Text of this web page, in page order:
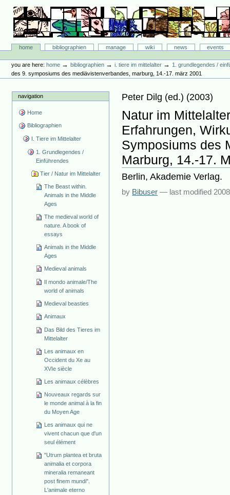
content.
navigation
Bibliographie-Portal
Sectionshome bibliographien manage wiki news
events
tools
you are here: home →bibliographien →i. tiere im mittelalter →1. grundlegendes /
des 9. symposiums des mediävistenverbandes, marburg, 14.-17. märz 2001
navigation
Home
Bibliographien
I. Tiere im Mittelalter
1. Grundlegendes /
Einführendes
Tier / Natur im Mittelalter
The Beast within.
Animals in the Middle
Ages
The medieval world of
nature. A book of
essays
Animals in the Middle
Ages
Medieval animals
Il mondo animale/The
world of animals
Medieval beasties
Animaux
Das Bild des Tieres im
Mittelalter
Les animaux en
Occident du Xe au
XVIe siècle
Les animaux célèbres
Nouveaux regards sur
le monde animal à la fin
du Moyen Age
Les animaux qui ne
vivent chacun que d'un
seul élément
"Utrum plantea et bruta
animalia et corpora
mineralia remaneant
post finem mundi".
L'animale eterno
Peter Dilg (ed.) (2003)
Natur im
Erfahrungen,
Symposiums des
Marburg, 14.-17.
Berlin, Akademie Verlag.
by Bibuser — last modified